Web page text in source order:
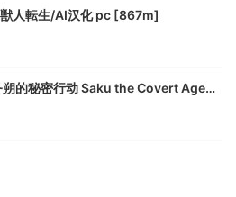
生/獣人転生/AI汉化 pc [867m]
的秘密行动 Saku the Covert Agent